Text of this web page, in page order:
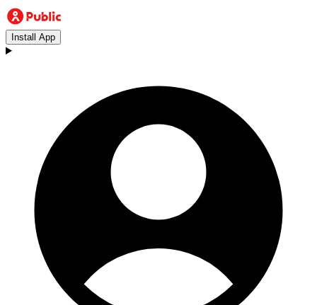
Install App